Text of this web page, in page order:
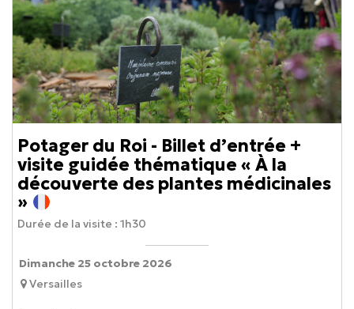
Potager du Roi - Billet d’entrée +
visite guidée thématique « À la
découverte des plantes médicinales
»
Versailles
Durée de la visite : 1h30
Dimanche 25 octobre 2026